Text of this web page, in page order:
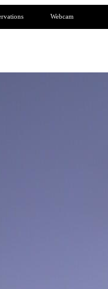
Webcam